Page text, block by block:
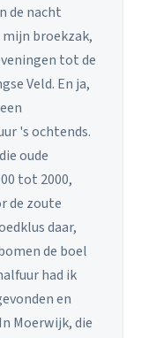
de nacht
broekzak,
tot de
Veld. En ja,
's ochtends.
oude
tot 2000,
de zoute
daar,
de boel
had ik
en
Moerwijk, die